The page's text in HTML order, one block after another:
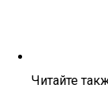
Читайте